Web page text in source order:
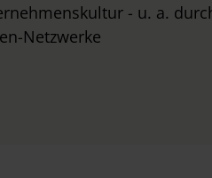
- u. a.
Netzwerke